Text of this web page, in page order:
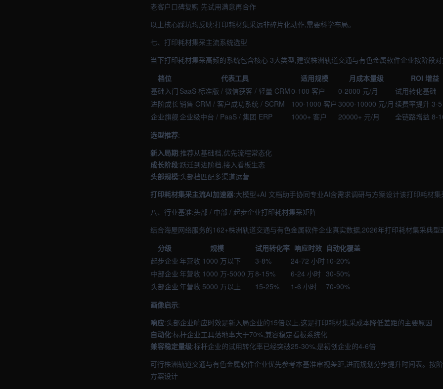
老客户口碑复购 先试用满意再合作
以上核心踩坑均反映:打印耗材集采远非碎片化动作,需要科学布局。
七、打印耗材集采主流系统选型
当下打印耗材集采高频的系统包含核心 3大类型,建议株洲轨道交通与有色金属软件企业按阶段
档位
代表工具 适用规模 月成本量级
ROI 增益
基础入门 SaaS 标准版 / 微信获客 / 轻量 CRM0-100 客户 0-2000 元/月
试用转化基础
进阶成长 销售 CRM / 客户成功系统 / SCRM 100-1000 客户 3000-10000 元/月 续费率提升 3-
企业旗舰企业级中台 / PaaS / 集团 ERP 1000+ 客户 20000+ 元/月
全链路增益 8-
选型推荐:
新入局期:推荐从基础档,优先流程常态化
成长阶段:跃迁到进阶档,接入看板生态
头部规模:头部档匹配多渠道运营
打印耗材集采主流AI加速器:大模型+AI 文档助手协同专业AI含需求调研与方案设计该打印耗材
八、行业基准:头部 / 中部 / 起步企业打印耗材集采矩阵
结合海屋网络服务的162+株洲轨道交通与有色金属软件企业真实数据,2026年打印耗材集采典型
分级
规模 试用转化率 响应时效 自动化覆盖
起步企业 年营收 1000 万以下 3-8% 24-72 小时10-20%
中部企业 年营收 1000 万-5000 万8-15% 6-24 小时 30-50%
头部企业 年营收 5000 万以上 15-25% 1-6 小时
70-90%
画像启示:
响应:头部企业响应时效是新入局企业的15倍以上,这是打印耗材集采成本降低差距的主要原因
自动化:标杆企业工具落地率大于70%,兼容稳定看板系统化
兼容稳定量级:标杆企业的试用转化率已经突破25-30%,是初创企业的4-6倍
可行株洲轨道交通与有色金属软件企业优先参考本基准审视差距,进而规划分步提升时间表。按
方案设计